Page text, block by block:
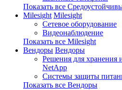
Показать все
Milesight Milesight
Сетевое оборудование
Видеонаблюдение
Показать все Milesight
Вендоры Вендоры
Решения для хранения
NetApp
Системы защиты
Показать все Вендоры